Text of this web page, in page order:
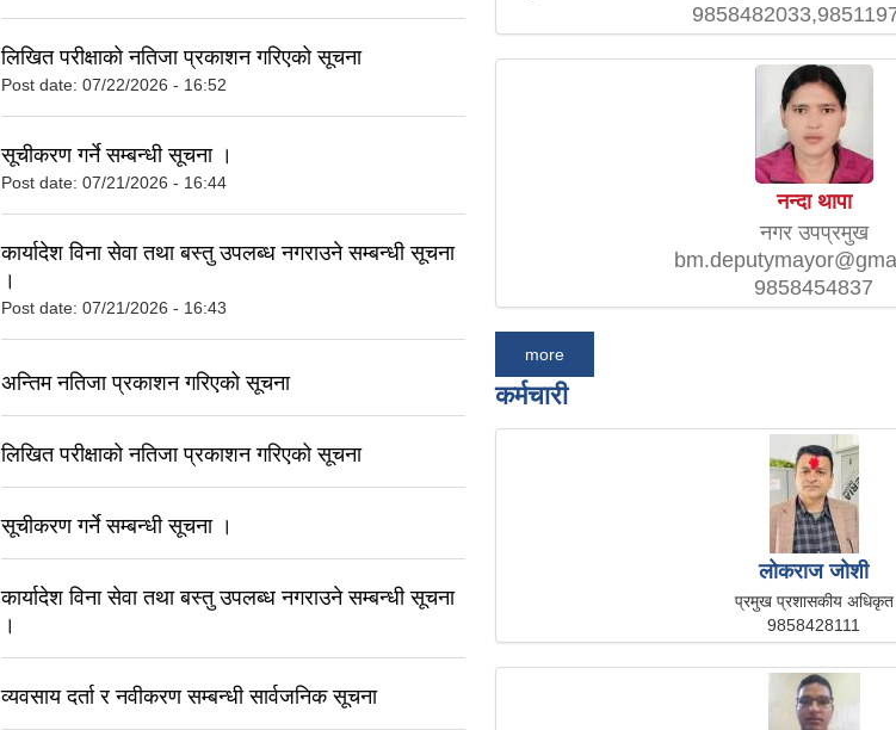
लिखित परीक्षाको नतिजा प्रकाशन गरिएको सूचना
Post date: 07/22/2026 - 16:52
सूचीकरण गर्ने सम्बन्धी सूचना ।
Post date: 07/21/2026 - 16:44
कार्यादेश विना सेवा तथा बस्तु उपलब्ध नगराउने सम्बन्धी सूचना
।
Post date: 07/21/2026 - 16:43
अन्तिम नतिजा प्रकाशन गरिएको सूचना
लिखित परीक्षाको नतिजा प्रकाशन गरिएको सूचना
सूचीकरण गर्ने सम्बन्धी सूचना ।
कार्यादेश विना सेवा तथा बस्तु उपलब्ध नगराउने सम्बन्धी सूचना
।
व्यवसाय दर्ता र नवीकरण सम्बन्धी सार्वजनिक सूचना
नन्दा थापा
नगर उपप्रमुख
9858454837
more
कर्मचारी
लोकराज जोशी
प्रमुख प्रशासकीय अधिकृत
9858428111